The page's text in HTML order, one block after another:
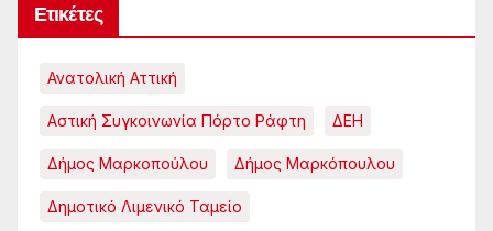
Ετικέτες
Ανατολική Αττική
Αστική Συγκοινωνία Πόρτο Ράφτη ΔΕΗ
Δήμος Μαρκοπούλου Δήμος Μαρκόπουλου
Δημοτικό Λιμενικό Ταμείο